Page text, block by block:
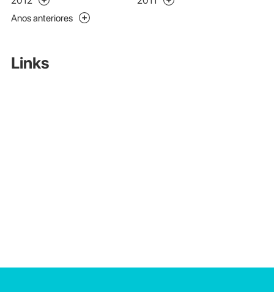
Anos anteriores
Links